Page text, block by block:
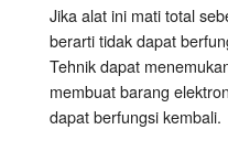
Jika alat ini mati total
berarti tidak dapat
Tehnik dapat
membuat barang
dapat berfungsi kembali.